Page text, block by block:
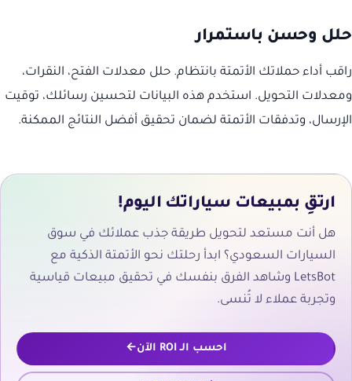
حلل وحسن باستمرار
راقب أداء حملاتك الأتمتة بانتظام. حلل معدلات الفتح، النقرات،
ومعدلات التحويل. استخدم هذه البيانات لتحسين رسائلك، توقيت
الإرسال، وتدفقات الأتمتة لضمان تحقيق أفضل النتائج الممكنة.
ارتقِ بمبيعات سياراتك اليوم!
هل أنت مستعد لتحويل طريقة جذب عملائك في سوق
السيارات السعودي؟ ابدأ رحلتك نحو الأتمتة الذكية مع
LetsBot وشاهد الفرق بنفسك في تحقيق مبيعات قياسية
وتجربة عملاء لا تُنسى.
احسب الـ ROI الآن